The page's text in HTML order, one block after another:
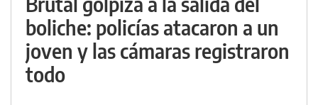
boliche: policías atacaron a un
joven y las cámaras registraron
todo